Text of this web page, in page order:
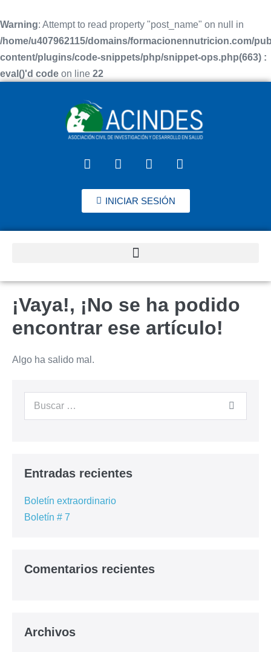
Warning: Attempt to read property "post_name" on null in
/home/u407962115/domains/formacionennutricion.com/
content/plugins/code-snippets/php/snippet-ops.php(663) :
eval()'d code on line 22
INICIAR SESIÓN
¡Vaya!, ¡No se ha podido
encontrar ese artículo!
Algo ha salido mal.
Entradas recientes
Boletín extraordinario
Boletín # 7
Comentarios recientes
Archivos